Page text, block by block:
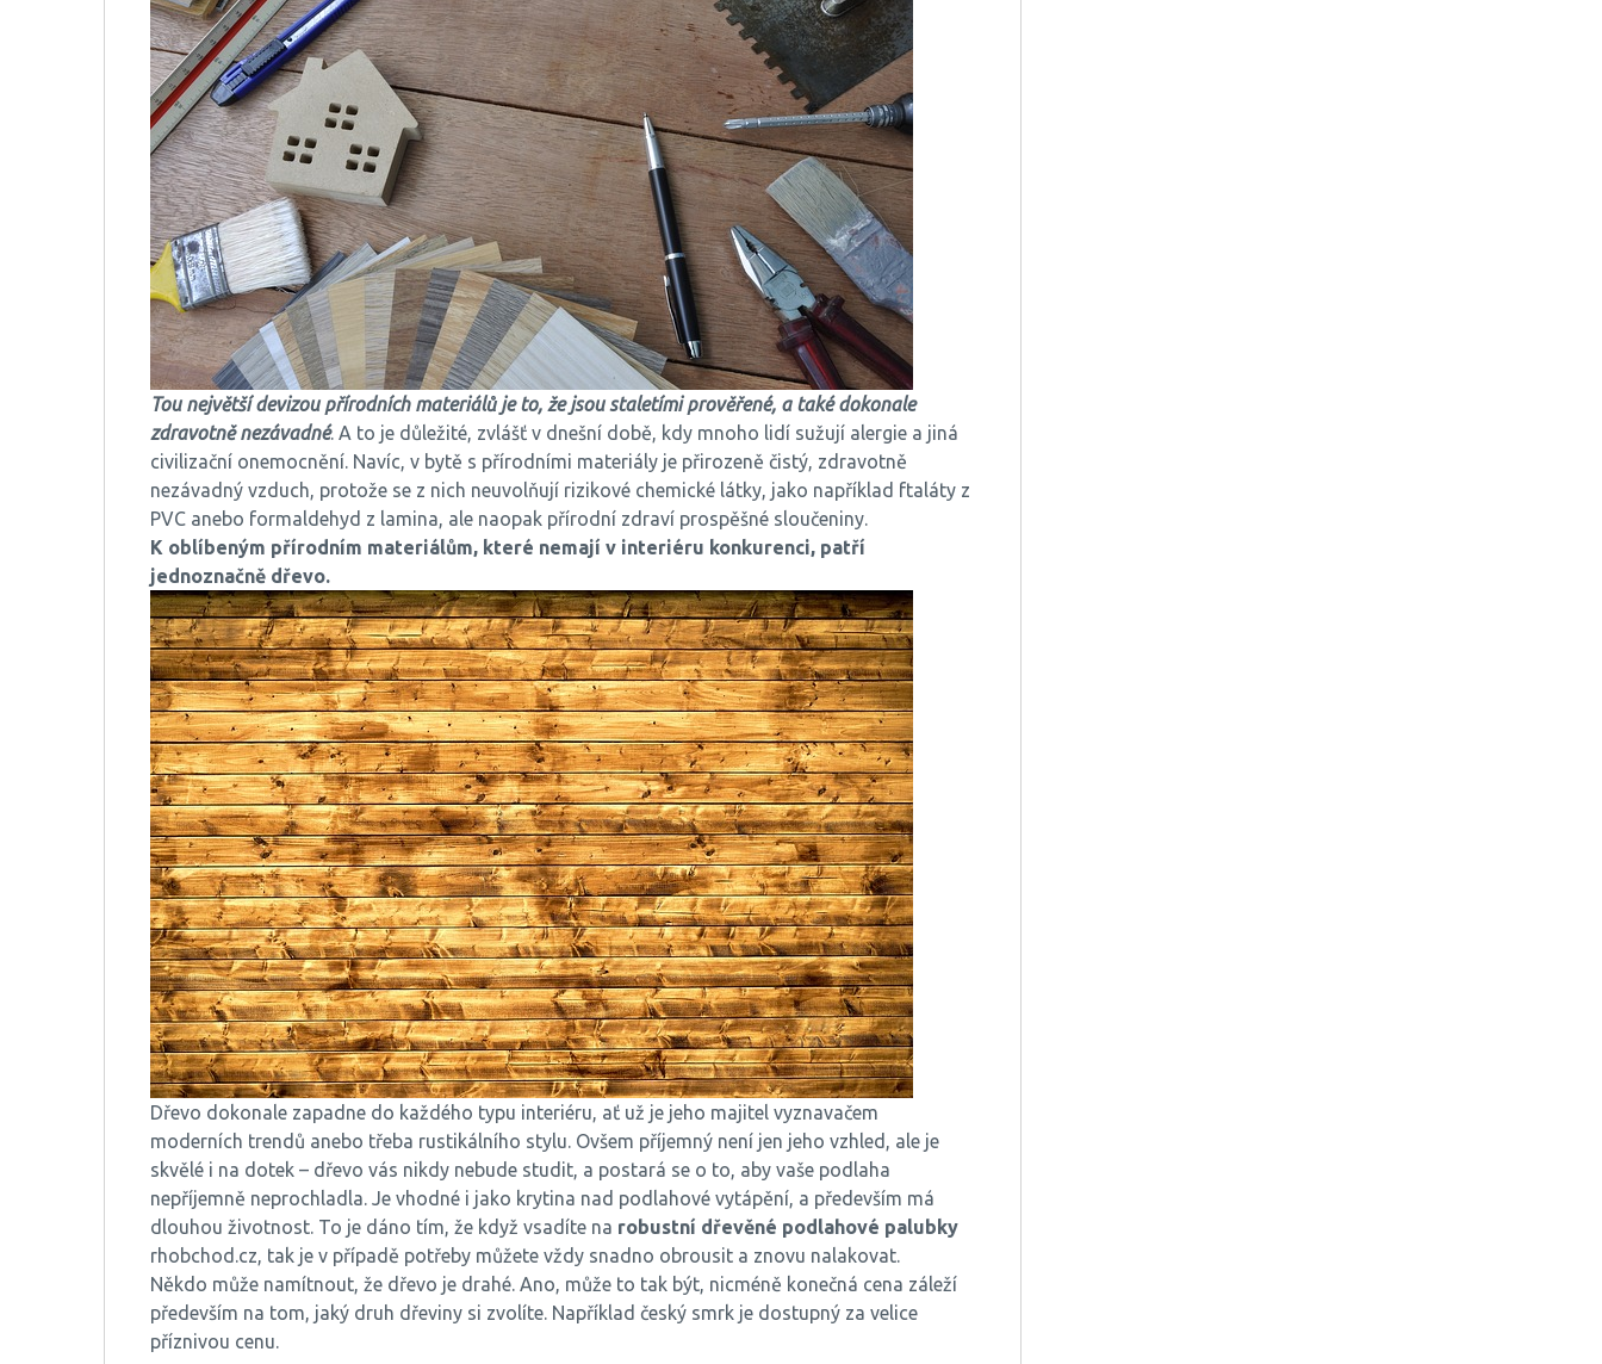
Tou největší devizou přírodních materiálů je to, že jsou staletími prověřené, a také dokonale
zdravotně nezávadné. A to je důležité, zvlášť v dnešní době, kdy mnoho lidí sužují alergie a jiná
civilizační onemocnění. Navíc, v bytě s přírodními materiály je přirozeně čistý, zdravotně
nezávadný vzduch, protože se z nich neuvolňují rizikové chemické látky, jako například ftaláty z
PVC anebo formaldehyd z lamina, ale naopak přírodní zdraví prospěšné sloučeniny.
K oblíbeným přírodním materiálům, které nemají v interiéru konkurenci, patří
jednoznačně dřevo.
Dřevo dokonale zapadne do každého typu interiéru, ať už je jeho majitel vyznavačem
moderních trendů anebo třeba rustikálního stylu. Ovšem příjemný není jen jeho vzhled, ale je
skvělé i na dotek – dřevo vás nikdy nebude studit, a postará se o to, aby vaše podlaha
nepříjemně neprochladla. Je vhodné i jako krytina nad podlahové vytápění, a především má
dlouhou životnost. To je dáno tím, že když vsadíte na robustní dřevěné podlahové palubky
rhobchod.cz, tak je v případě potřeby můžete vždy snadno obrousit a znovu nalakovat.
Někdo může namítnout, že dřevo je drahé. Ano, může to tak být, nicméně konečná cena záleží
především na tom, jaký druh dřeviny si zvolíte. Například český smrk je dostupný za velice
příznivou cenu.